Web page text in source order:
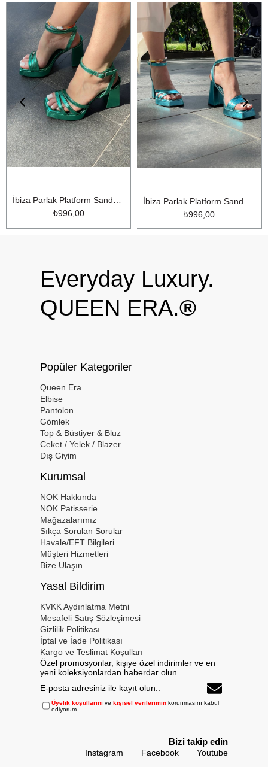
İbiza Parlak Platform Sandalet YEŞİL
₺996,00
₺996,00
Everyday Luxury.
QUEEN ERA.®
Popüler Kategoriler
Queen Era
Elbise
Pantolon
Gömlek
Top & Büstiyer & Bluz
Ceket / Yelek / Blazer
Dış Giyim
Kurumsal
NOK Hakkında
NOK Patisserie
Mağazalarımız
Sıkça Sorulan Sorular
Havale/EFT Bilgileri
Müşteri Hizmetleri
Bize Ulaşın
Yasal Bildirim
KVKK Aydınlatma Metni
Mesafeli Satış Sözleşimesi
Gizlilik Politikası
İptal ve İade Politikası
Kargo ve Teslimat Koşulları
Özel promosyonlar, kişiye özel indirimler ve en
yeni koleksiyonlardan haberdar olun.
Üyelik koşullarını vekişisel verilerimin korunmasını kabul
ediyorum.
Bizi takip edin
Instagram Facebook Youtube